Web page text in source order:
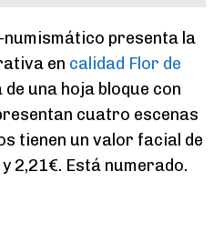
presenta la
en calidad Flor de
de una hoja bloque con
cuatro escenas
tienen un valor facial de
2,21€. Está numerado.